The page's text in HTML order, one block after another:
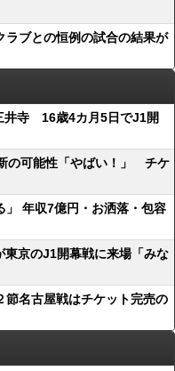
ラブとの恒例の試合の結果が
井寺 16歳4カ月5日でJ1開
の可能性「やばい！」 チケ
」 年収7億円・お洒落・包容
東京のJ1開幕戦に来場「みな
節名古屋戦はチケット完売の